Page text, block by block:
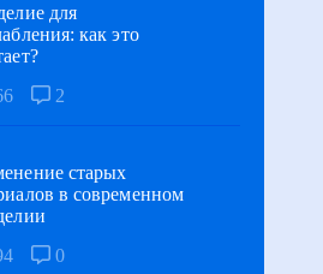
для
как это
2
старых
в современном
0